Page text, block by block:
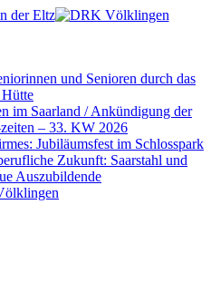
und Senioren durch das
im Saarland / Ankündigung der
– 33. KW 2026
Jubiläumsfest im Schlosspark
Zukunft: Saarstahl und
Auszubildende